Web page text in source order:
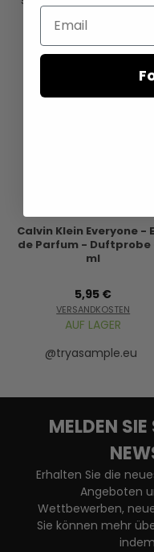
Calvin Klein Everyone -
de Parfum - Duftprobe
ml
5,95 €
VERSANDKOSTEN
AUF LAGER
@tryasample.eu
MELDEN
Erhalten Sie die
Angeboten
Wettbewerben,
Sie können mehr
Email